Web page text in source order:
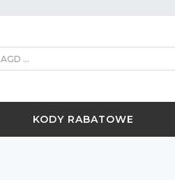
KODY RABATOWE